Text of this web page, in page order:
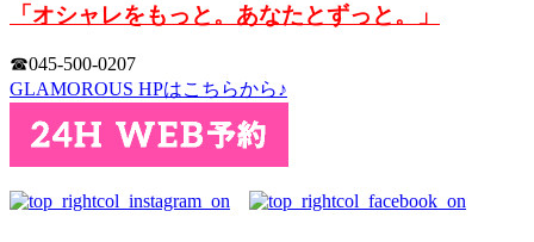
「オシャレをもっと。あなたとずっと。」
☎︎045-500-0207
GLAMOROUS HPはこちらから♪